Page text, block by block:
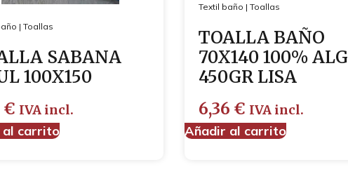
| Toallas
SABANA
100X150
€ IVA incl.
al carrito
Textil baño | Toallas
TOALLA BAÑO
70X140 100% ALG
450GR LISA
6,36 € IVA incl.
Añadir al carrito